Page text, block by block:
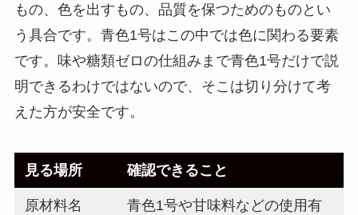
もの、色を出すもの、品質を保つためのものとい
う具合です。青色1号はこの中では色に関わる要素
です。味や糖類ゼロの仕組みまで青色1号だけで説
明できるわけではないので、そこは切り分けて考
えた方が安全です。
見る場所 確認できること
原材料名
青色1号や甘味料などの使用有